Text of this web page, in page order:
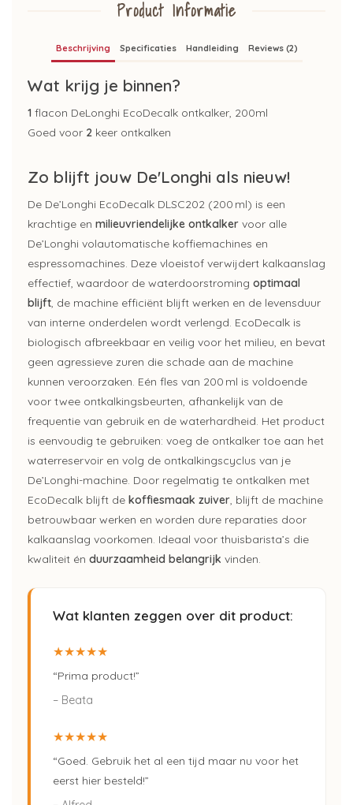
Product Informatie
Beschrijving Specificaties Handleiding Reviews (2)
Wat krijg je binnen?
1 flacon DeLonghi EcoDecalk ontkalker, 200ml
Goed voor 2 keer ontkalken
Zo blijft jouw De'Longhi als nieuw!
De De’Longhi EcoDecalk DLSC202 (200 ml) is een
krachtige en milieuvriendelijke ontkalker voor alle
De’Longhi volautomatische koffiemachines en
espressomachines. Deze vloeistof verwijdert kalkaanslag
effectief, waardoor de waterdoorstroming optimaal
blijft, de machine efficiënt blijft werken en de levensduur
van interne onderdelen wordt verlengd. EcoDecalk is
biologisch afbreekbaar en veilig voor het milieu, en bevat
geen agressieve zuren die schade aan de machine
kunnen veroorzaken. Eén fles van 200 ml is voldoende
voor twee ontkalkingsbeurten, afhankelijk van de
frequentie van gebruik en de waterhardheid. Het product
is eenvoudig te gebruiken: voeg de ontkalker toe aan het
waterreservoir en volg de ontkalkingscyclus van je
De’Longhi-machine. Door regelmatig te ontkalken met
EcoDecalk blijft de koffiesmaak zuiver, blijft de machine
betrouwbaar werken en worden dure reparaties door
kalkaanslag voorkomen. Ideaal voor thuisbarista’s die
kwaliteit én duurzaamheid belangrijk vinden.
Wat klanten zeggen over dit product:
★★★★★
“Prima product!”
– Beata
★★★★★
“Goed. Gebruik het al een tijd maar nu voor het
eerst hier besteld!”